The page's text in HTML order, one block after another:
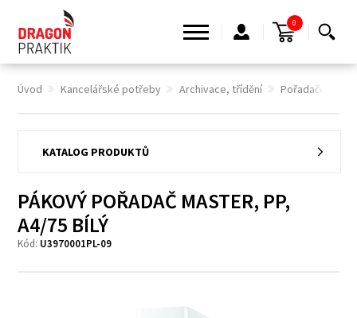
Úvod Kancelářské potřeby Archivace, třídění Pořadače
KATALOG PRODUKTŮ
PÁKOVÝ POŘADAČ MASTER, PP,
A4/75 BÍLÝ
Kód: U3970001PL-09
0